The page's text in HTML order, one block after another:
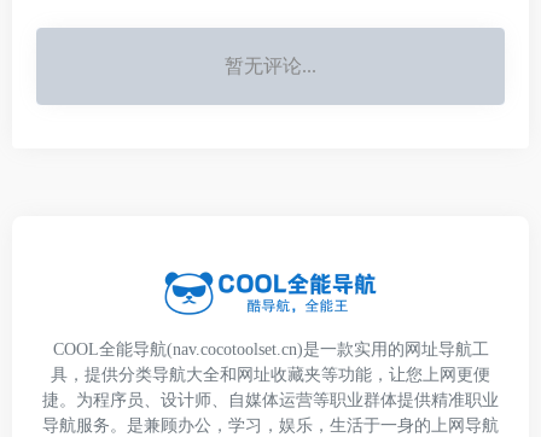
暂无评论...
COOL全能导航(nav.cocotoolset.cn)是一款实用的网址导航工
具，提供分类导航大全和网址收藏夹等功能，让您上网更便
捷。为程序员、设计师、自媒体运营等职业群体提供精准职业
导航服务。是兼顾办公，学习，娱乐，生活于一身的上网导航